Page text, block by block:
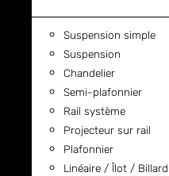
Suspension simple
Suspension
Chandelier
Semi-plafonnier
Rail système
Projecteur sur rail
Plafonnier
Linéaire / Îlot / Billard